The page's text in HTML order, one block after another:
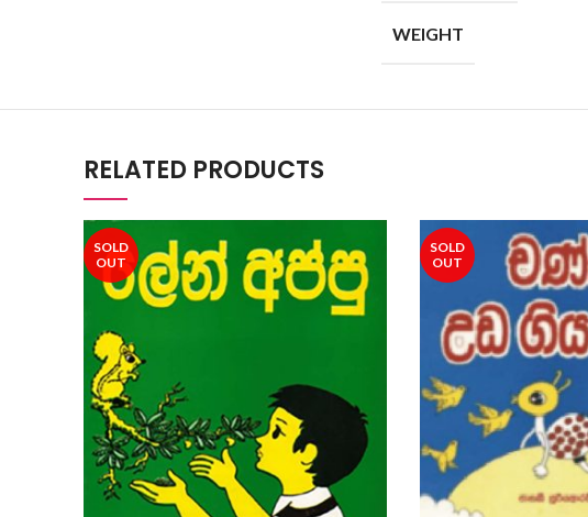
WEIGHT
RELATED PRODUCTS
SOLD
OUT
SOLD
OUT